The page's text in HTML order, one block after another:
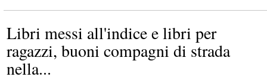
Libri messi all'indice e libri per
ragazzi, buoni compagni di strada
nella...